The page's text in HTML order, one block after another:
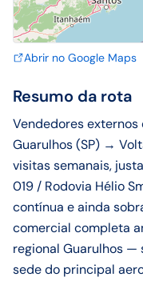
Abrir no Google Maps
Resumo da rota
Vendedores
Guarulhos (SP) →
visitas semanais,
019 / Rodovia Hélio
contínua e ainda
comercial completa
regional Guarulhos —
sede do principal